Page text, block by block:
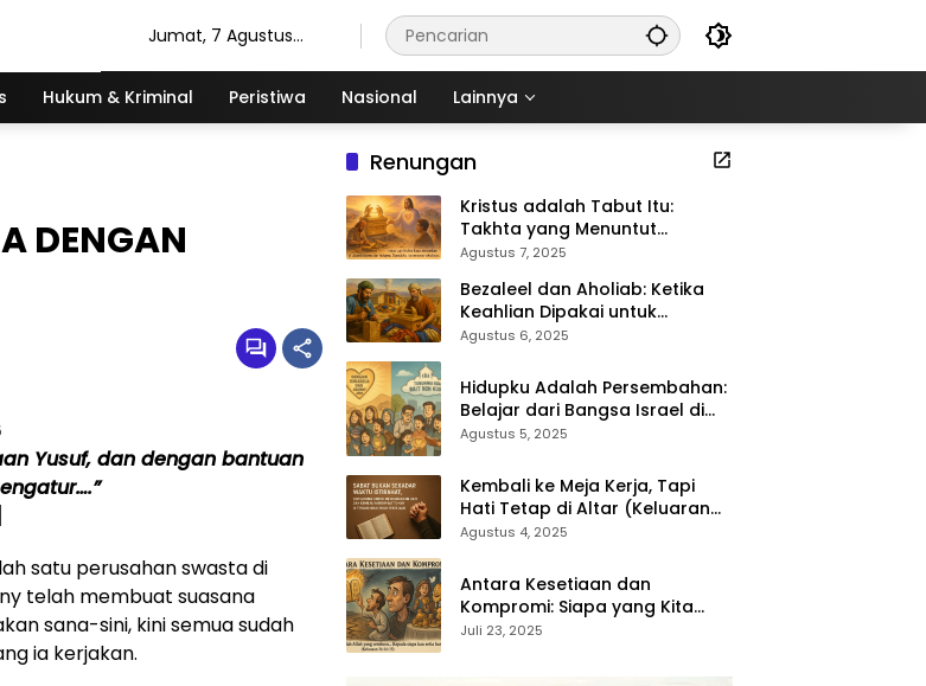
Jumat, 7 Agustus
Hukum & Kriminal Peristiwa Nasional Lainnya
DENGAN
Yusuf, dan dengan bantuan
satu perusahan swasta di
telah membuat suasana
sana-sini, kini semua sudah
ia kerjakan.
Renungan
Kristus adalah Tabut Itu:
Takhta yang Menuntut
Kekudusan (Keluaran 37:1–9)
Agustus 7, 2025
Bezaleel dan Aholiab: Ketika
Keahlian Dipakai untuk
Kemuliaan Tuhan (Keluaran
Agustus 6, 2025
Hidupku Adalah Persembahan:
Belajar dari Bangsa Israel di
Padang Gurun (Keluaran 35:4–
Agustus 5, 2025
Kembali ke Meja Kerja, Tapi
Hati Tetap di Altar (Keluaran
35:1-5)
Agustus 4, 2025
Antara Kesetiaan dan
Kompromi: Siapa yang Kita
Sembah? (Keluaran 34:14–15)
Juli 23, 2025